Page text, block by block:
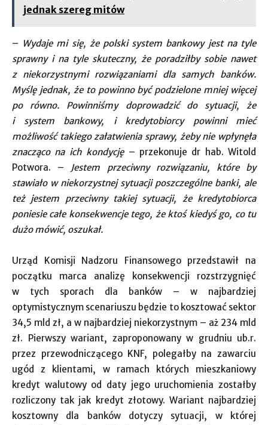
jednak szereg mitów
– Wydaje mi się, że polski system bankowy jest na tyle
sprawny i na tyle skuteczny, że poradziłby sobie nawet
z niekorzystnymi rozwiązaniami dla samych banków.
Myślę jednak, że to powinno być podzielone mniej więcej
po równo. Powinniśmy doprowadzić do sytuacji, że
i system bankowy, i kredytobiorcy powinni mieć
możliwość takiego załatwienia sprawy, żeby nie wpłynęła
znacząco na ich kondycję – przekonuje dr hab. Witold
Potwora. – Jestem przeciwny rozwiązaniu, które by
stawiało w niekorzystnej sytuacji poszczególne banki, ale
też jestem przeciwny takiej sytuacji, że kredytobiorca
poniesie całe konsekwencje tego, że ktoś kiedyś go, co tu
dużo mówić, oszukał.
Urząd Komisji Nadzoru Finansowego przedstawił na
początku marca analizę konsekwencji rozstrzygnięć
w tych sporach dla banków – w najbardziej
optymistycznym scenariuszu będzie to kosztować sektor
34,5 mld zł, a w najbardziej niekorzystnym – aż 234 mld
zł. Pierwszy wariant, zaproponowany w grudniu ub.r.
przez przewodniczącego KNF, polegałby na zawarciu
ugód z klientami, w ramach których mieszkaniowy
kredyt walutowy od daty jego uruchomienia zostałby
rozliczony tak jak kredyt złotowy. Wariant najbardziej
kosztowny dla banków dotyczy sytuacji, w której